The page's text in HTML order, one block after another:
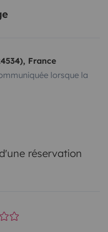
France
lorsque la
réservation